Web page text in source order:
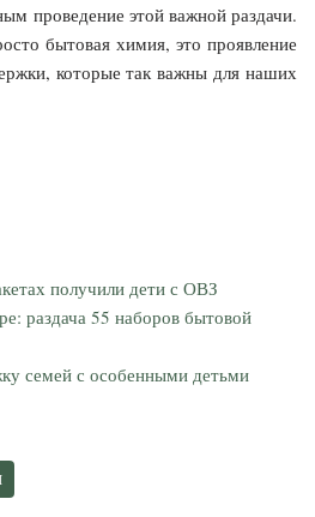
проведение этой важной раздачи.
бытовая химия, это проявление
которые так важны для наших
получили дети с ОВЗ
раздача 55 наборов бытовой
семей с особенными детьми